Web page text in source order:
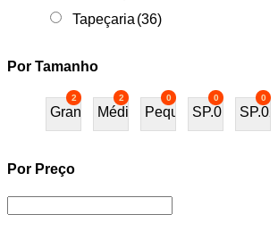
Tapeçaria (36)
Por Tamanho
2
Grande
2
Médio
0
Pequeno
0
SP.01
0
SP.02
Por Preço